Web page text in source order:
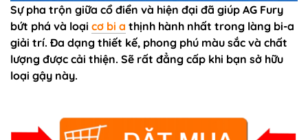
Sự pha trộn giữa cổ điển và hiện đại đã giúp AG Fury
bứt phá và loại cơ bi a thịnh hành nhất trong làng bi-a
giải trí. Đa dạng thiết kế, phong phú màu sắc và chất
lượng được cải thiện. Sẽ rất đẳng cấp khi bạn sở hữu
loại gậy này.